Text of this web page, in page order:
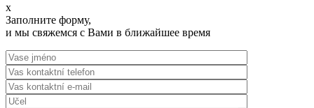
x
Заполните форму,
и мы свяжемся с Вами в ближайшее время